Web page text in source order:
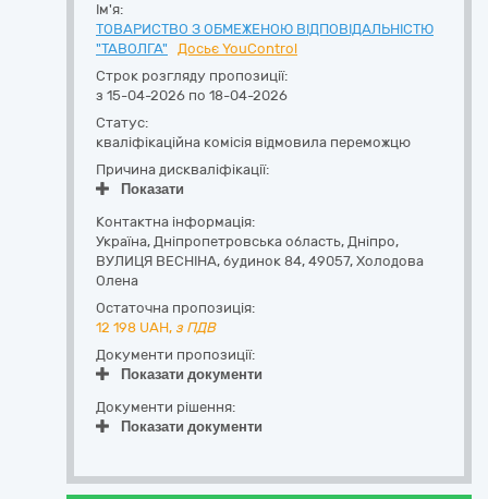
Ім'я:
ТОВАРИСТВО З ОБМЕЖЕНОЮ ВІДПОВІДАЛЬНІСТЮ
"ТАВОЛГА"
Досьє YouControl
Строк розгляду пропозиції:
з 15-04-2026 по 18-04-2026
Статус:
кваліфікаційна комісія відмовила переможцю
Причина дискваліфікації:
Показати
Контактна інформація:
Україна, Дніпропетровська область, Дніпро,
ВУЛИЦЯ ВЕСНІНА, будинок 84, 49057, Холодова
Олена
Остаточна пропозиція:
12 198 UAH, з ПДВ
Документи пропозиції:
Показати документи
Документи рішення:
Показати документи